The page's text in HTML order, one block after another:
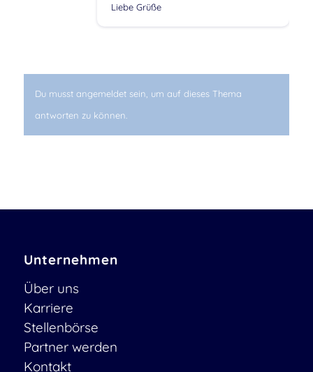
Liebe Grüße
Du musst angemeldet sein, um auf dieses Thema
antworten zu können.
Unternehmen
Über uns
Karriere
Stellenbörse
Partner werden
Kontakt